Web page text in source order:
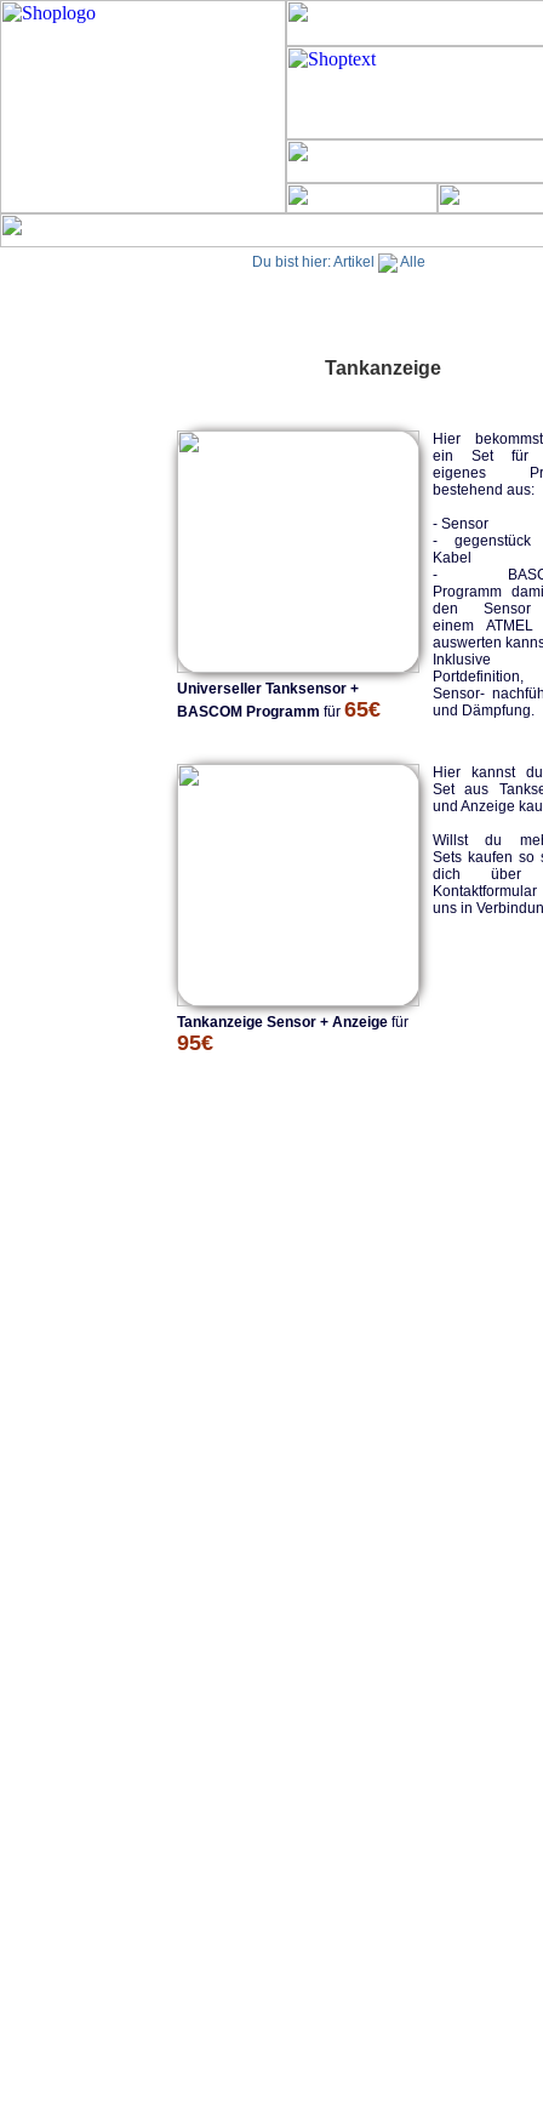
Du bist hier:Artikel Alle
Tankanzeige
Hier
ein Set für
eigenes
bestehend aus:
- Sensor
- gegenstück
Kabel
-
Programm
den
einem ATMEL
auswerten
Inklusive
Portdefinition,
Sensor-
und Dämpfung.
Universeller Tanksensor +
BASCOM Programm für 65€
Hier kannst
Set aus
und Anzeige
Willst du
Sets kaufen so
dich über
uns in
Tankanzeige Sensor + Anzeige für
95€